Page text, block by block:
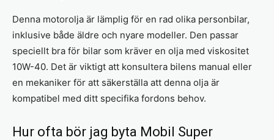
Denna motorolja är lämplig för en rad olika personbilar,
inklusive både äldre och nyare modeller. Den passar
speciellt bra för bilar som kräver en olja med viskositet
10W-40. Det är viktigt att konsultera bilens manual eller
en mekaniker för att säkerställa att denna olja är
kompatibel med ditt specifika fordons behov.
Hur ofta bör jag byta Mobil Super